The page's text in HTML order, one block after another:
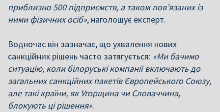
приблизно 500 підприємств, а також пов’язаних із
ними фізичних осіб», наголошує експерт.
Водночас він зазначає, що ухвалення нових
санкційних рішень часто затягується: «Ми бачимо
ситуацію, коли білоруські компанії включають до
загальних санкційних пакетів Європейського Союзу,
але такі країни, як Угорщина чи Словаччина,
блокують ці рішення».